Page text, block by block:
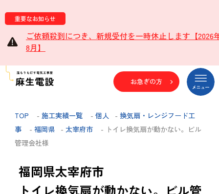
重要なお知らせ
ご依頼殺到につき、新規受付を一時休止します【2026
8月】
お急ぎの方
TOP - 施工実績一覧 - 個人 - 換気扇・レンジフード工
事
- 福岡県 - 太宰府市
- トイレ換気扇が動かない。ビル
管理会社様
福岡県太宰府市
トイレ換気扇が動かない。ビル管